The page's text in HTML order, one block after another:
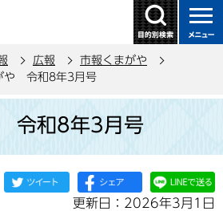
広報
市報くまがや
や 令和8年3月号
令和8年3月号
更新日：2026年3月1日